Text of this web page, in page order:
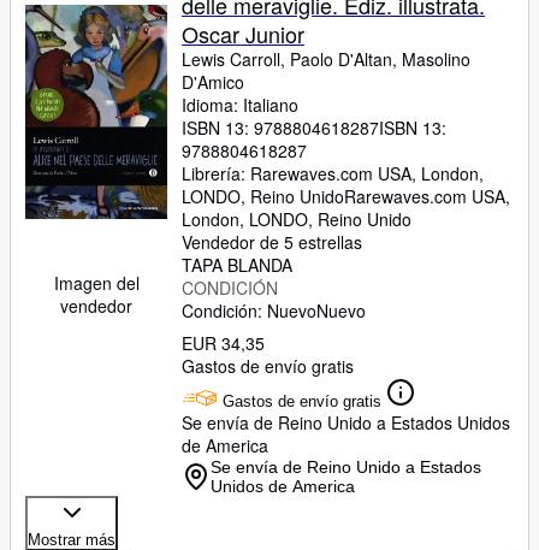
Imagen del
vendedor
Oscar Junior
Lewis Carroll, Paolo D'Altan, Masolino
D'Amico
Idioma: Italiano
ISBN 13: 9788804618287ISBN 13:
9788804618287
Librería: Rarewaves.com USA, London,
LONDO, Reino UnidoRarewaves.com USA,
London, LONDO, Reino Unido
Vendedor de 5 estrellas
TAPA BLANDA
CONDICIÓN
Condición: NuevoNuevo
EUR 34,35
Gastos de envío gratis
Gastos de envío gratis
Se envía de Reino Unido a Estados Unidos
de America
Se envía de Reino Unido a Estados
Unidos de America
Mostrar más